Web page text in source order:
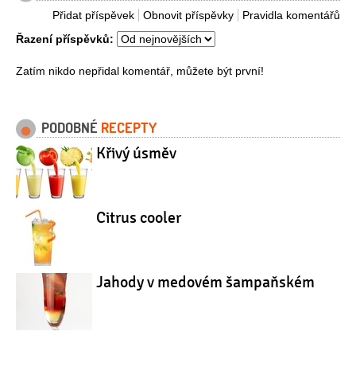
Pravidla komentářů
Obnovit příspěvky
Přidat příspěvek
Řazení příspěvků:
Zatím nikdo nepřidal komentář, můžete být první!
PODOBNÉ RECEPTY
Křivý úsměv
Citrus cooler
Jahody v medovém šampaňském